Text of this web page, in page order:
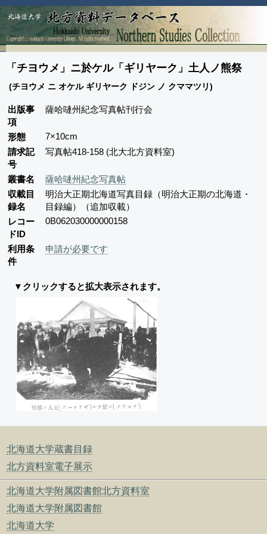
北海道大学蔵書目録
北方資料室電子展示
北海道大学附属図書館北方資料室
北海道大学附属図書館
北海道大学
「チヨウメ」ニ於ケル「ギリヤーク」土人ノ熊祭
(チヨウメ ニ オケル ギリヤーク ドジン ノ クママツリ)
出版事
項
薩哈嗹州紀念写真帖刊行会
形態
7×10cm
請求記
号
写真帖418-158 (北大北方資料室)
叢書名
薩哈嗹州紀念写真帖
収載目
録名
明治大正期北海道写真目録（明治大正期の北海道・
目録編）（追加収載）
レコー
ドID
0B062030000000158
利用条
件
申請が必要です
▼クリックすると拡大表示されます。